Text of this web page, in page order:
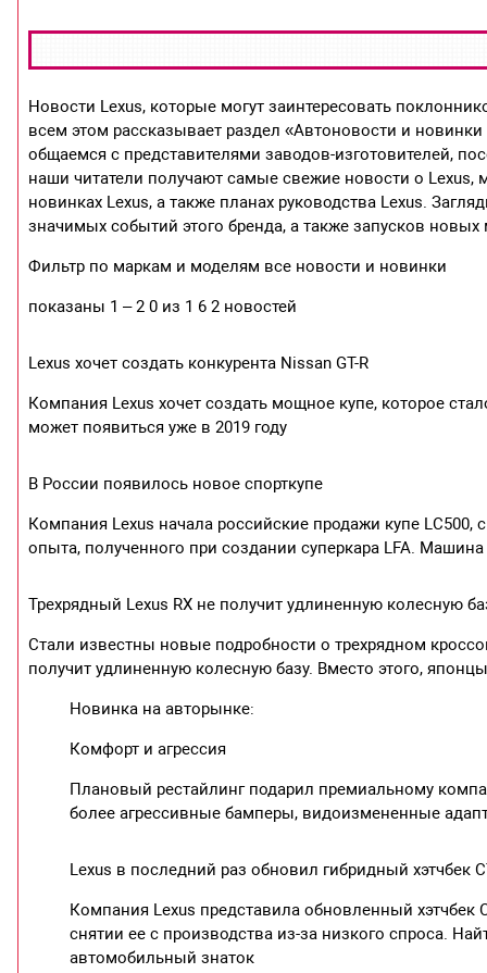
Новости Lexus, которые могут заинтересовать
всем этом рассказывает раздел «Автоновости и
общаемся с представителями заводов-изготовителей,
наши читатели получают самые свежие новости о Lexus,
новинках Lexus, а также планах руководства Lexus.
значимых событий этого бренда, а также запусков новых
Фильтр по маркам и моделям все новости и новинки
показаны 1 – 2 0 из 1 6 2 новостей
Lexus хочет создать конкурента Nissan GT-R
Компания Lexus хочет создать мощное купе, которое
может появиться уже в 2019 году
В России появилось новое спорткупе
Компания Lexus начала российские продажи купе
опыта, полученного при создании суперкара LFA.
Трехрядный Lexus RX не получит удлиненную колесную
Стали известны новые подробности о трехрядном
получит удлиненную колесную базу. Вместо этого,
Новинка на авторынке:
Комфорт и агрессия
Плановый рестайлинг подарил премиальному
более агрессивные бамперы, видоизмененные
Lexus в последний раз обновил гибридный хэтчбек
Компания Lexus представила обновленный
снятии ее с производства из-за низкого спроса.
автомобильный знаток